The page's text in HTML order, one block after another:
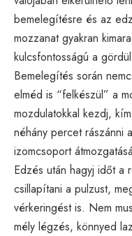
bemelegítésre és az
mozzanat gyakran
kulcsfontosságú a
Bemelegítés során
elméd is “felkészül” a
mozdulatokkal kezdj,
néhány percet rászánni
izomcsoport
Edzés után hagyj időt
csillapítani a pulzust,
vérkeringést is. Nem
mély légzés, könnyed